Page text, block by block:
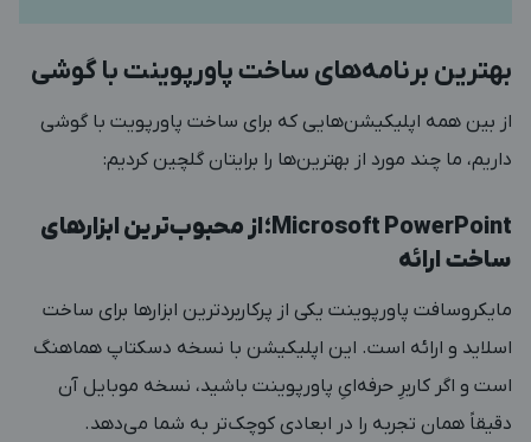
بهترین برنامه‌های ساخت پاورپوینت با گوشی
از بین همه اپلیکیشن‌هایی که برای ساخت پاورپویت با گوشی
داریم، ما چند مورد از بهترین‌ها را برایتان گلچین کردیم:
Microsoft PowerPoint؛ از محبوب‌ترین ابزارهای
ساخت ارائه
مایکروسافت پاورپوینت یکی از پرکاربردترین ابزارها برای ساخت
اسلاید و ارائه است. این اپلیکیشن با نسخه دسکتاپ هماهنگ
است و اگر کاربرِ حرفه‌ایِ پاورپوینت باشید، نسخه موبایل آن
دقیقاً همان تجربه را در ابعادی کوچک‌تر به شما می‌دهد.